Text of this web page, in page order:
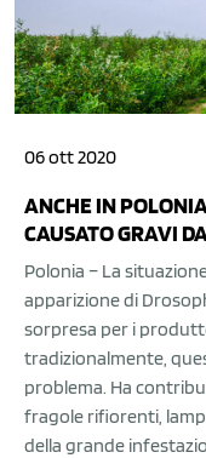
06 ott 2020
ANCHE IN
CAUSATO GRAVI
Polonia – La
apparizione di
sorpresa per i
tradizionalmente,
problema. Ha
fragole rifiorenti,
della grande